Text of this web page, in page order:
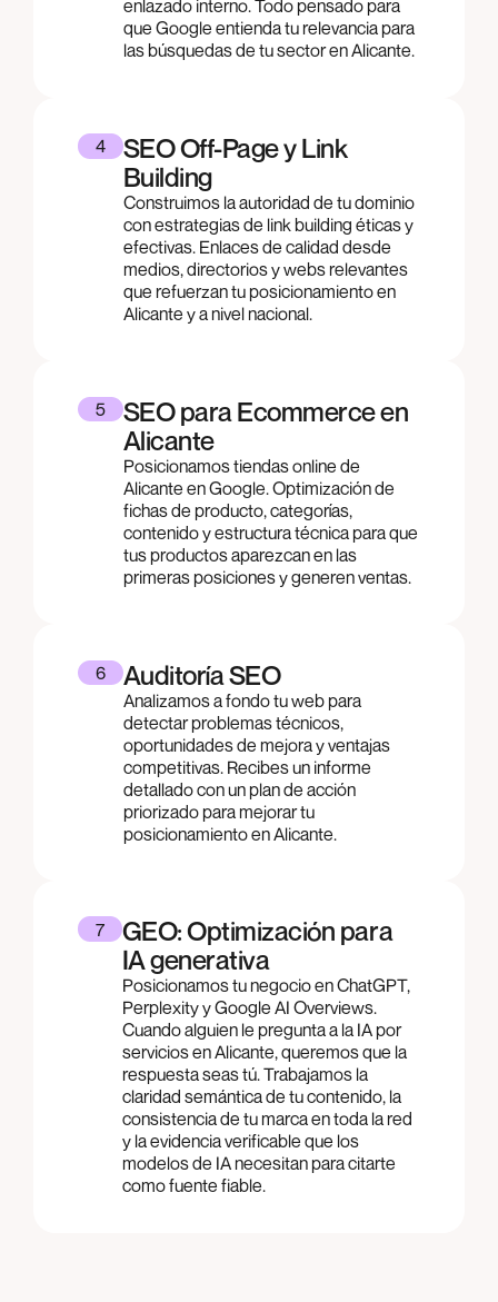
enlazado interno. Todo pensado para
que Google entienda tu relevancia para
las búsquedas de tu sector en Alicante.
4
SEO Off-Page y Link
Building
Construimos la autoridad de tu dominio
con estrategias de link building éticas y
efectivas. Enlaces de calidad desde
medios, directorios y webs relevantes
que refuerzan tu posicionamiento en
Alicante y a nivel nacional.
5
SEO para Ecommerce en
Alicante
Posicionamos tiendas online de
Alicante en Google. Optimización de
fichas de producto, categorías,
contenido y estructura técnica para que
tus productos aparezcan en las
primeras posiciones y generen ventas.
6 Auditoría SEO
Analizamos a fondo tu web para
detectar problemas técnicos,
oportunidades de mejora y ventajas
competitivas. Recibes un informe
detallado con un plan de acción
priorizado para mejorar tu
posicionamiento en Alicante.
7
GEO: Optimización para
IA generativa
Posicionamos tu negocio en ChatGPT,
Perplexity y Google AI Overviews.
Cuando alguien le pregunta a la IA por
servicios en Alicante, queremos que la
respuesta seas tú. Trabajamos la
claridad semántica de tu contenido, la
consistencia de tu marca en toda la red
y la evidencia verificable que los
modelos de IA necesitan para citarte
como fuente fiable.